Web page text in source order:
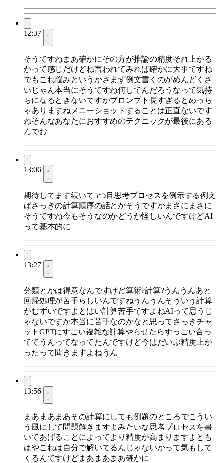
12:37
そうですねまあ確かにその方が推論の精度それ上がる
かって感じだけどね言われてみれば確かに大事ですね
でもこれ悩みというかさまず例文書くのがめんどくさ
いじゃん本当にそうですね何してんだろうなって気持
ちになるときないですかプロンプト長すぎるとめっち
ゃありますねメニーショットすることは正直ないです
ねそんなあなたにおすすめのテクニックが最後にある
んでお
13:06
期待してます続いて5つ目思考プロセスを例示する例え
ばさっきの計算順序の話とかそうですかまさにまさに
そうですね今もそうなのかどうか怪しいんですけどAI
って基本的に
13:27
分類とかは得意なんですけど算術?計算?うんうんあと
回帰処理が苦手らしいんですねうんうんそういう計算
がむずいですよとはい計算苦手ですよねAIって思うじ
ゃないですか本当に苦手なのかなと思ってさっきチャ
ットGPTにすごい複雑な計算やらせたらすっごい合っ
ててうんってなってたんですけど今はだいぶ精度上が
ったって聞きますよねうん
13:56
まあまあまあその計算にしても例題のところでこうい
う風にして問題解きますよみたいな思考プロセスを書
いてあげることによってより精度が高まりますよとも
はやこれは自分で解いてるんじゃないかって気もして
くるんですけどまあまあまあ確かに